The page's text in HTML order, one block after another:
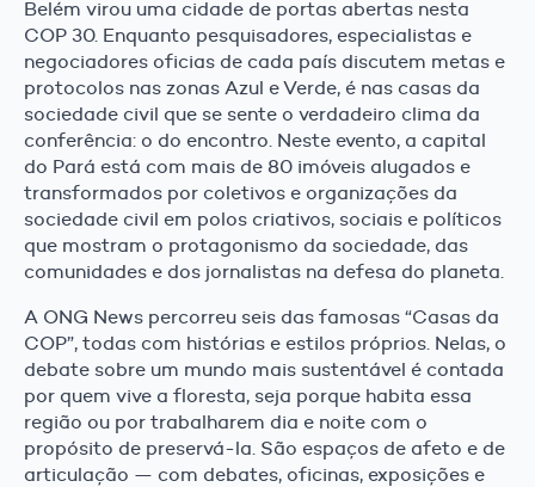
Belém virou uma cidade de portas abertas nesta
COP 30. Enquanto pesquisadores, especialistas e
negociadores oficias de cada país discutem metas e
protocolos nas zonas Azul e Verde, é nas casas da
sociedade civil que se sente o verdadeiro clima da
conferência: o do encontro. Neste evento, a capital
do Pará está com mais de 80 imóveis alugados e
transformados por coletivos e organizações da
sociedade civil em polos criativos, sociais e políticos
que mostram o protagonismo da sociedade, das
comunidades e dos jornalistas na defesa do planeta.
A ONG News percorreu seis das famosas “Casas da
COP”, todas com histórias e estilos próprios. Nelas, o
debate sobre um mundo mais sustentável é contada
por quem vive a floresta, seja porque habita essa
região ou por trabalharem dia e noite com o
propósito de preservá-la. São espaços de afeto e de
articulação — com debates, oficinas, exposições e